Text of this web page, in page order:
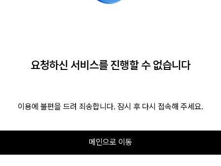
요청하신 서비스를 진행할 수 없습니다
이용에 불편을 드려 죄송합니다. 잠시 후 다시 접속해 주세요.
메인으로 이동